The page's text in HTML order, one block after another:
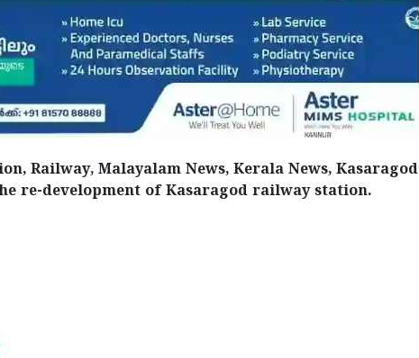
Railway, Malayalam News, Kerala News, Kasaragod
re-development of Kasaragod railway station.